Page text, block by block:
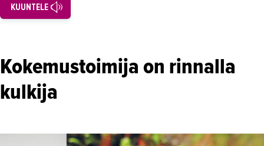
Lyhytkurssit, testit ja kortit
Maahanmuuttaneiden koulutukset
KUUNTELE
Kokemustoimija on rinnalla
kulkija